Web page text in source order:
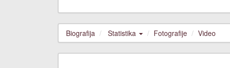
Biografija Statistika Fotografije Video